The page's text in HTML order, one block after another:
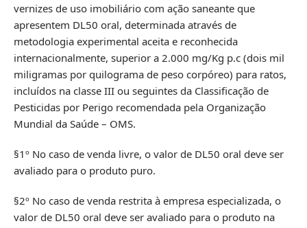
vernizes de uso imobiliário com ação saneante que
apresentem DL50 oral, determinada através de
metodologia experimental aceita e reconhecida
internacionalmente, superior a 2.000 mg/Kg p.c (dois mil
miligramas por quilograma de peso corpóreo) para ratos,
incluídos na classe III ou seguintes da Classificação de
Pesticidas por Perigo recomendada pela Organização
Mundial da Saúde – OMS.
§1º No caso de venda livre, o valor de DL50 oral deve ser
avaliado para o produto puro.
§2º No caso de venda restrita à empresa especializada, o
valor de DL50 oral deve ser avaliado para o produto na